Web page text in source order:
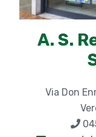
A. S.
Via Don